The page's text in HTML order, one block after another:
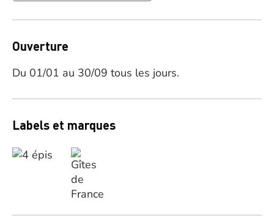
Ouverture
Du 01/01 au 30/09 tous les jours.
Labels et marques